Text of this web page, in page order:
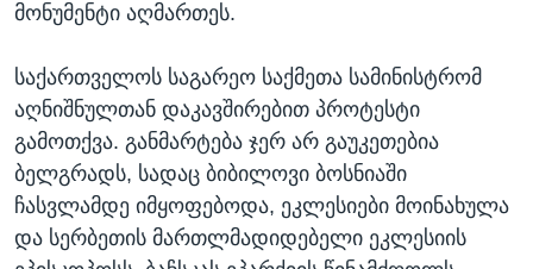
მონუმენტი აღმართეს.
საქართველოს საგარეო საქმეთა სამინისტრომ
აღნიშნულთან დაკავშირებით პროტესტი
გამოთქვა. განმარტება ჯერ არ გაუკეთებია
ბელგრადს, სადაც ბიბილოვი ბოსნიაში
ჩასვლამდე იმყოფებოდა, ეკლესიები მოინახულა
და სერბეთის მართლმადიდებელი ეკლესიის